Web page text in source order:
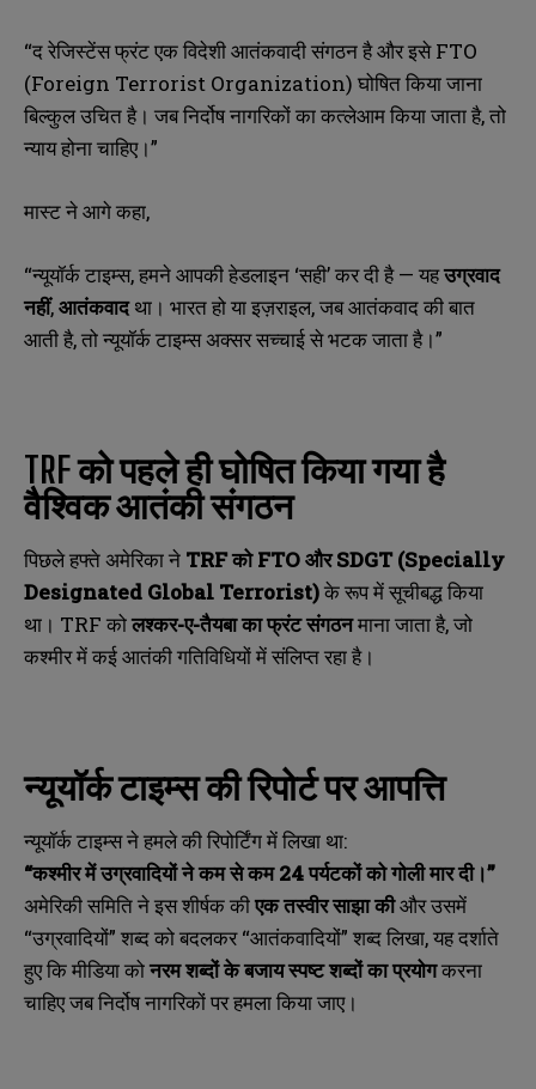
“द रेजिस्टेंस फ्रंट एक विदेशी आतंकवादी संगठन है और इसे FTO
(Foreign Terrorist Organization) घोषित किया जाना
बिल्कुल उचित है। जब निर्दोष नागरिकों का कत्लेआम किया जाता है, तो
न्याय होना चाहिए।”
मास्ट ने आगे कहा,
“न्यूयॉर्क टाइम्स, हमने आपकी हेडलाइन ‘सही’ कर दी है — यहउग्रवाद
नहीं,आतंकवादथा। भारत हो या इज़राइल, जब आतंकवाद की बात
आती है, तो न्यूयॉर्क टाइम्स अक्सर सच्चाई से भटक जाता है।”
TRFको पहले ही घोषित किया गया है
वैश्विक आतंकी संगठन
पिछले हफ्ते अमेरिका ने TRFको FTOऔर SDGT (Specially
Designated Global Terrorist)के रूप में सूचीबद्ध किया
था। TRF कोलश्कर-ए-तैयबा का फ्रंट संगठनमाना जाता है, जो
कश्मीर में कई आतंकी गतिविधियों में संलिप्त रहा है।
न्यूयॉर्क टाइम्स की रिपोर्ट पर आपत्ति
न्यूयॉर्क टाइम्स ने हमले की रिपोर्टिंग में लिखा था:
“कश्मीर में उग्रवादियों ने कम से कम 24पर्यटकों को गोली मार दी।”
अमेरिकी समिति ने इस शीर्षक कीएक तस्वीर साझा कीऔर उसमें
“उग्रवादियों” शब्द को बदलकर “आतंकवादियों” शब्द लिखा, यह दर्शाते
हुए कि मीडिया कोनरम शब्दों के बजाय स्पष्ट शब्दों का प्रयोगकरना
चाहिए जब निर्दोष नागरिकों पर हमला किया जाए।